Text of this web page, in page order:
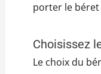
porter le béret
Choisissez
Le choix du